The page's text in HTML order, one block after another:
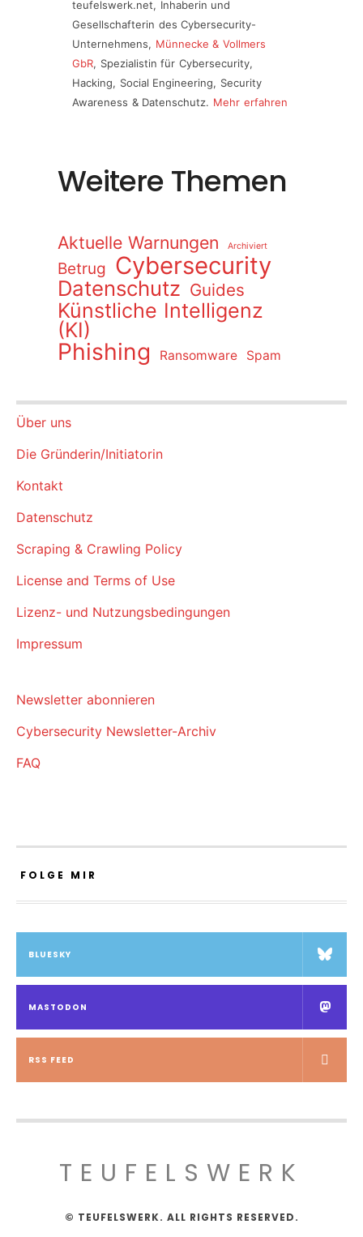
teufelswerk.net, Inhaberin und
Gesellschafterin des Cybersecurity-
Unternehmens, Münnecke & Vollmers
GbR, Spezialistin für Cybersecurity,
Hacking, Social Engineering, Security
Awareness & Datenschutz. Mehr erfahren
Weitere Themen
Aktuelle Warnungen Archiviert
Betrug Cybersecurity
Datenschutz Guides
Künstliche Intelligenz
(KI)
Phishing Ransomware Spam
Über uns
Die Gründerin/Initiatorin
Kontakt
Datenschutz
Scraping & Crawling Policy
License and Terms of Use
Lizenz- und Nutzungsbedingungen
Impressum
Newsletter abonnieren
Cybersecurity Newsletter-Archiv
FAQ
FOLGE MIR
BLUESKY
MASTODON
RSS FEED
TEUFELSWERK
© TEUFELSWERK. ALL RIGHTS RESERVED.